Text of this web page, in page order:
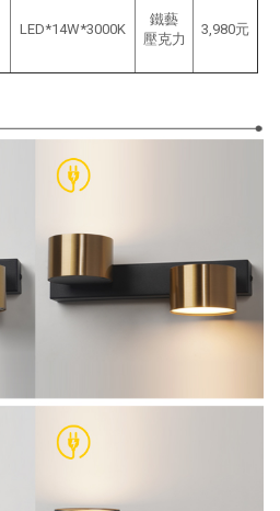
LED*14W*3000K
鐵藝
壓克力
3,980元